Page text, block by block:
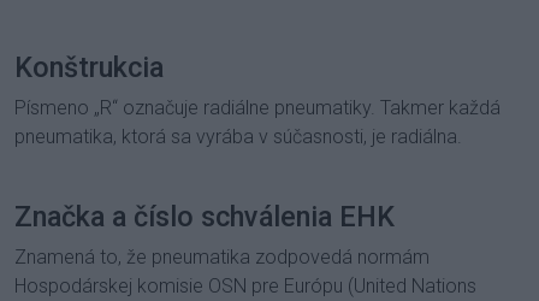
Konštrukcia
Písmeno „R“ označuje radiálne pneumatiky. Takmer každá
pneumatika, ktorá sa vyrába v súčasnosti, je radiálna.
Značka a číslo schválenia EHK
Znamená to, že pneumatika zodpovedá normám
Hospodárskej komisie OSN pre Európu (United Nations